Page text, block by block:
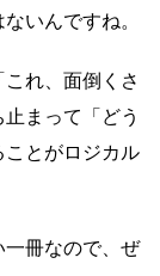
いんですね。
れ、面倒くさ
まって「どう
とがロジカル
冊なので、ぜ